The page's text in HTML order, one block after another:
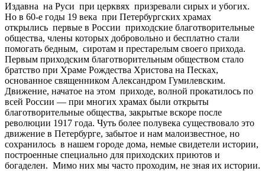
Издавна на Руси при церквях призревали сирых и убогих.
Но в 60-е годы 19 века при Петербургских храмах
открылись первые в России приходские благотворительные
общества, члены которых добровольно и бесплатно стали
помогать бедным, сиротам и престарелым своего прихода.
Первым приходским благотворительным обществом стало
братство при Храме Рождества Христова на Песках,
основанное священником Александром Гумилевским.
Движение, начатое на этом приходе, волной прокатилось по
всей России — при многих храмах были открыты
благотворительные общества, закрытые вскоре после
революции 1917 года. Чуть более полувека существовало это
движение в Петербурге, забытое и нам малоизвестное, но
сохранилось в нашем городе дома, немые свидетели истории,
построенные специально для приходских приютов и
богаделен. Мимо них мы часто проходим, не зная их истории.